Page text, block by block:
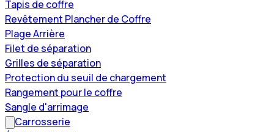
Tapis de coffre
Revêtement Plancher de Coffre
Plage Arrière
Filet de séparation
Grilles de séparation
Protection du seuil de chargement
Rangement pour le coffre
Sangle d'arrimage
Carrosserie